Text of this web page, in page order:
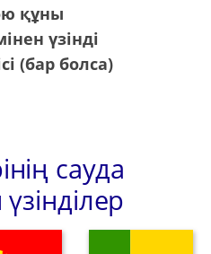
құны
үзінді
(бар болса)
сауда
үзінділер